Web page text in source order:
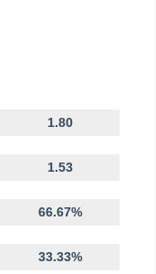
1.80
1.53
66.67%
33.33%